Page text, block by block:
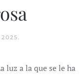
.
luz a la que se le ha